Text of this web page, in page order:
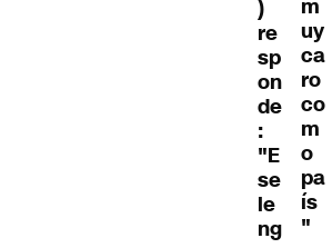
)
re
sp
on
de
:
"E
se
le
ng
m
uy
ca
ro
co
m
o
pa
ís
"